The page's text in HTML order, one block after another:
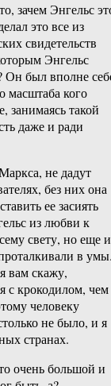
зачем Энгельс
это все из
свидетельств
Энгельс
Он был вполне
масштаба кого
занимаясь такой
даже и ради
не дадут
без них она
ее засиять
из любви к
свету, но еще и
в
вам скажу,
с крокодилом, чем
человеку
не было, и я
странах.
очень большой и